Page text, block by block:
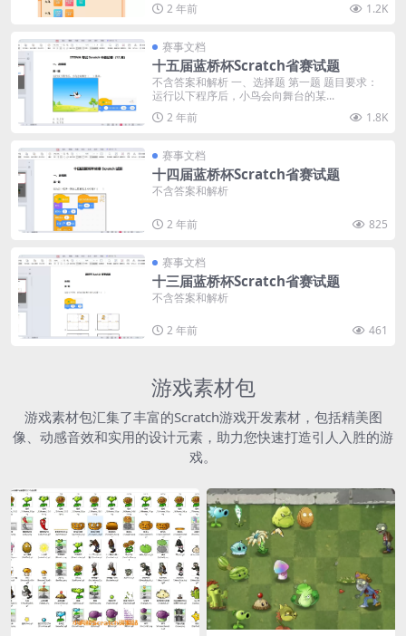
2 年前
1.2K
赛事文档
十五届蓝桥杯Scratch省赛试题
不含答案和解析 一、选择题 第一题 题目要求：
运行以下程序后，小鸟会向舞台的某...
2 年前
1.8K
赛事文档
十四届蓝桥杯Scratch省赛试题
不含答案和解析
2 年前 825
赛事文档
十三届蓝桥杯Scratch省赛试题
不含答案和解析
2 年前 461
游戏素材包
游戏素材包汇集了丰富的Scratch游戏开发素材，包括精美图
像、动感音效和实用的设计元素，助力您快速打造引人入胜的游
戏。